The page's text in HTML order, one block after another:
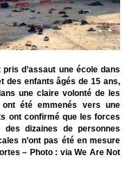
d’assaut une école dans
des enfants âgés de 15 ans,
une claire volonté de les
ont été emmenés vers une
ont confirmé que les forces
des dizaines de personnes
n’ont pas été en mesure
– Photo : via We Are Not